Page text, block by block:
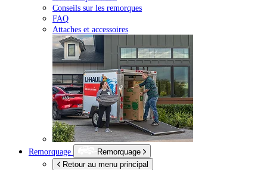
Conseils sur les remorques
FAQ
Attaches et accessoires
Remorquage
Remorquage
Retour au menu principal